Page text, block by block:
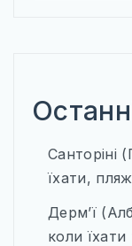
Санторіні
їхати,
Дерм’ї
коли